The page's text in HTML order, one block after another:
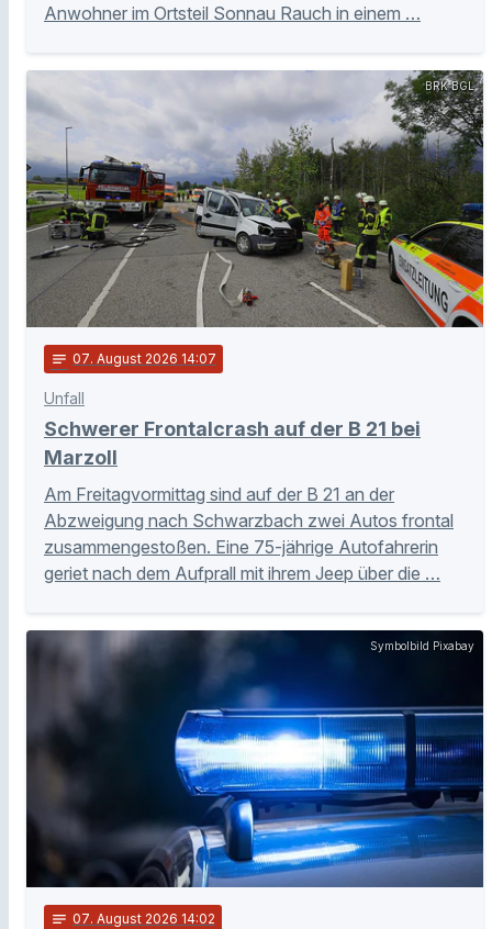
Anwohner im Ortsteil Sonnau Rauch in einem …
BRK BGL
notes 07. August 2026 14:07
Unfall
Schwerer Frontalcrash auf der B 21 bei
Marzoll
Am Freitagvormittag sind auf der B 21 an der
Abzweigung nach Schwarzbach zwei Autos frontal
zusammengestoßen. Eine 75-jährige Autofahrerin
geriet nach dem Aufprall mit ihrem Jeep über die …
Symbolbild Pixabay
notes 07. August 2026 14:02